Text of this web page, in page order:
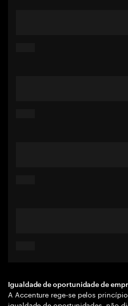
Igualdade de oportunidade de
A Accenture rege-se pelos